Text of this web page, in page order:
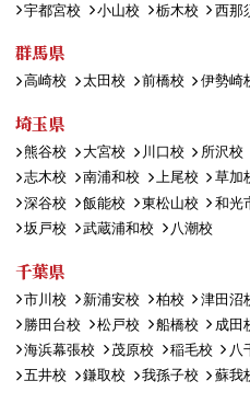
宇都宮校 小山校 栃木校 西那
群馬県
高崎校 太田校 前橋校 伊勢崎
埼玉県
熊谷校 大宮校 川口校 所沢校
志木校
南浦和校 上尾校 草加
深谷校
飯能校 東松山校 和光
坂戸校
武蔵浦和校 八潮校
千葉県
市川校 新浦安校 柏校 津田沼
勝田台校
松戸校 船橋校 成田
海浜幕張校
茂原校 稲毛校 八
五井校
鎌取校 我孫子校 蘇我